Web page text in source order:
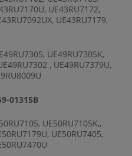
UE43RU7172,
UE43RU7179,
UE49RU7305K,
, UE49RU7379U,
01315B
UE50RU7105K,,
UE50RU7405,